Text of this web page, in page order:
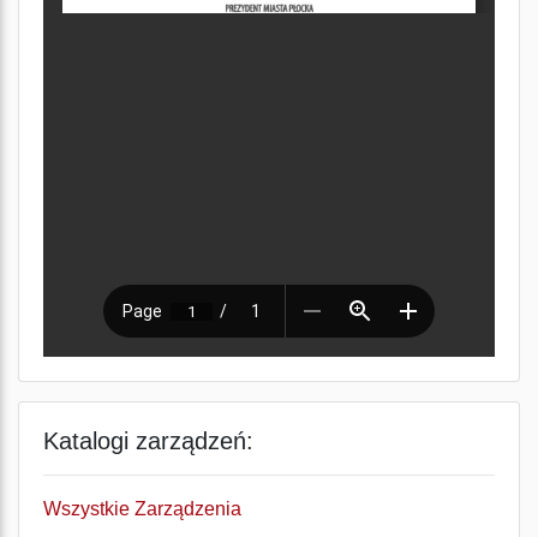
Katalogi zarządzeń:
Wszystkie Zarządzenia